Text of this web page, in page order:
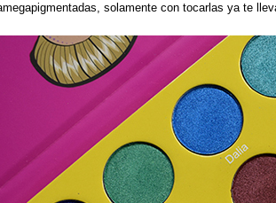
solamente con tocarlas ya te